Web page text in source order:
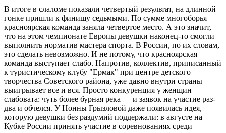
В итоге в слаломе показали четвертый результат, на длинной
гонке пришли к финишу седьмыми. По сумме многоборья
красноярская команда заняла четвертое место. А это значит,
что на этом чемпионате Европы девушки наконец-то смогли
выполнить норматив мастера спорта. В России, по их словам,
это сделать невозможно. И не потому, что красноярская
команда выступает слабо. Напротив, коллектив, приписанный
к туристическому клубу "Ермак" при центре детского
творчества Советского района, уже давно внутри страны
выигрывает все и вся. Просто конкуренция у женщин
слабовата: чуть более бурная река — и заявок на участие раз-
два и обчелся. У Нонны Грызловой даже появилась идея,
которую девушки без раздумий поддержали: в августе на
Кубке России принять участие в соревнованиях среди